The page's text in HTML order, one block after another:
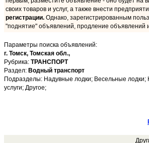
своих товаров и услуг, а также внести
регистрации. Однако, зарегистрированным
"поднятие" объявлений, продление объявлений
Параметры поиска объявлений:
г. Томск, Томская обл.,
Рубрика: ТРАНСПОРТ
Раздел: Водный транспорт
Подразделы: Надувные лодки; Весельные лодки;
услуги; Другое;